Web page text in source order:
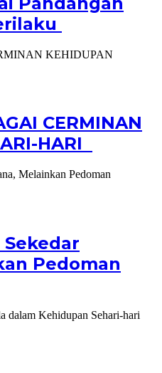
CERMINAN
HARI
Pedoman